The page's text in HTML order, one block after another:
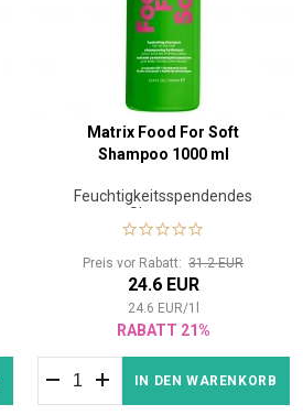
Matrix Food For Soft
Shampoo 1000 ml
Feuchtigkeitsspendendes
Shampoo
Preis vor Rabatt:31.2 EUR
24.6 EUR
24.6 EUR/1
RABATT 21%
IN DEN WARENKORB